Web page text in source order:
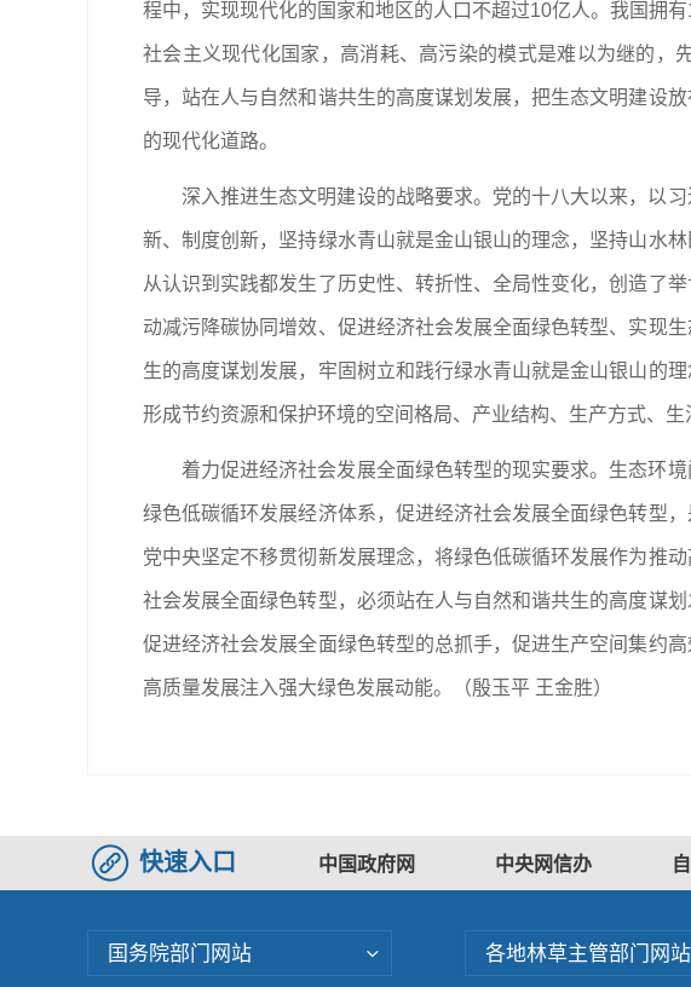
程中，实现现代化的国家和地区的人口不超过10亿人。我国拥
社会主义现代化国家，高消耗、高污染的模式是难以为继的
导，站在人与自然和谐共生的高度谋划发展，把生态文明建设
的现代化道路。
深入推进生态文明建设的战略要求。党的十八大以来，以
新、制度创新，坚持绿水青山就是金山银山的理念，坚持山水
从认识到实践都发生了历史性、转折性、全局性变化，创造了
动减污降碳协同增效、促进经济社会发展全面绿色转型、实现
生的高度谋划发展，牢固树立和践行绿水青山就是金山银山的
形成节约资源和保护环境的空间格局、产业结构、生产方式、
着力促进经济社会发展全面绿色转型的现实要求。生态环
绿色低碳循环发展经济体系，促进经济社会发展全面绿色转型
党中央坚定不移贯彻新发展理念，将绿色低碳循环发展作为推
社会发展全面绿色转型，必须站在人与自然和谐共生的高度谋
促进经济社会发展全面绿色转型的总抓手，促进生产空间集约
高质量发展注入强大绿色发展动能。（殷玉平 王金胜）
快速入口 中国政府网 中央网信办
国务院部门网站 各地林草主管部门网站